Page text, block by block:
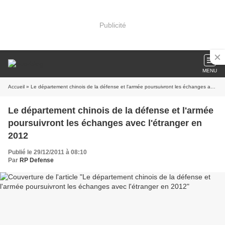
Publicité
MENU
Accueil » Le département chinois de la défense et l'armée poursuivront les échanges avec l'étranger en 2012
Le département chinois de la défense et l'armée
poursuivront les échanges avec l'étranger en
2012
Publié le 29/12/2011 à 08:10
Par RP Defense